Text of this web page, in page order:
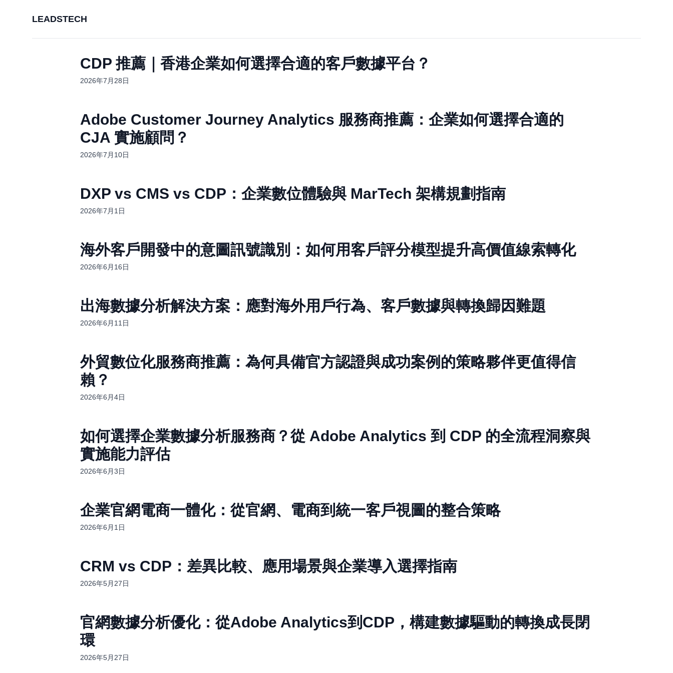
LEADSTECH
CDP 推薦｜香港企業如何選擇合適的客戶數據平台？
2026年7月28日
Adobe Customer Journey Analytics 服務商推薦：企業如何選擇合適的
CJA 實施顧問？
2026年7月10日
DXP vs CMS vs CDP：企業數位體驗與 MarTech 架構規劃指南
2026年7月1日
海外客戶開發中的意圖訊號識別：如何用客戶評分模型提升高價值線索轉化
2026年6月16日
出海數據分析解決方案：應對海外用戶行為、客戶數據與轉換歸因難題
2026年6月11日
外貿數位化服務商推薦：為何具備官方認證與成功案例的策略夥伴更值得信
賴？
2026年6月4日
如何選擇企業數據分析服務商？從 Adobe Analytics 到 CDP 的全流程洞察與
實施能力評估
2026年6月3日
企業官網電商一體化：從官網、電商到統一客戶視圖的整合策略
2026年6月1日
CRM vs CDP：差異比較、應用場景與企業導入選擇指南
2026年5月27日
官網數據分析優化：從Adobe Analytics到CDP，構建數據驅動的轉換成長閉
環
2026年5月27日